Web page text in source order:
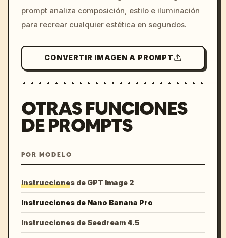
prompt analiza composición, estilo e iluminación
para recrear cualquier estética en segundos.
CONVERTIR IMAGEN A PROMPT
OTRAS FUNCIONES
DE PROMPTS
POR MODELO
Instrucciones de GPT Image 2
Instrucciones de Nano Banana Pro
Instrucciones de Seedream 4.5